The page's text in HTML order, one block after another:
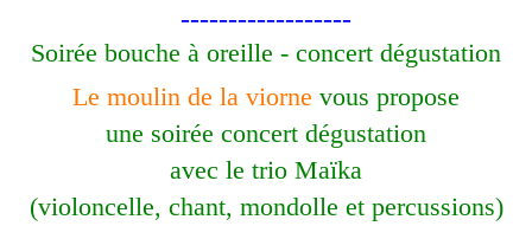
------------------
Soirée bouche à oreille - concert dégustation
Le moulin de la viorne vous propose
une soirée concert dégustation
avec le trio Maïka
(violoncelle, chant, mondolle et percussions)